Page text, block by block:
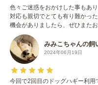
色々ご迷惑をおかけした事もあ
対応も親切でとても有り難かった
機会がありましたら、ぜひまた
みみこちゃんの飼
2024年06月19日
今回で2回目のドッグハギー利